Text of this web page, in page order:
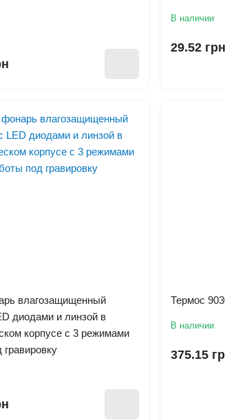
В наличии
29.52 грн
влагозащищенный
диодами и линзой в
корпусе с 3 режимами
Термос
В наличии
375.15